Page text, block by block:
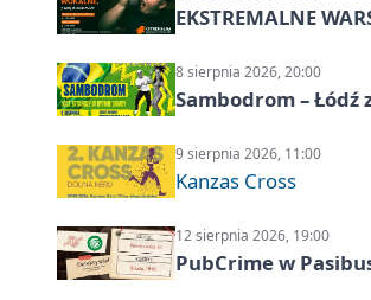
EKSTREMALNE
8 sierpnia 2026, 20:00
Sambodrom – Łódź
9 sierpnia 2026, 11:00
Kanzas Cross
12 sierpnia 2026, 19:00
PubCrime w